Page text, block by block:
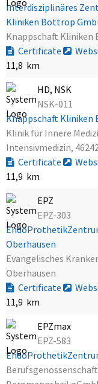
Interdisziplinäres
Kliniken Bottrop
Knappschaft
Certificate
11,8 km
HD, NSK
NSK-011
Knappschaft
Klinik für Innere
Intensivmedizin,
Certificate
11,9 km
EPZ
EPZ-303
Oberhausen
Evangelisches
Oberhausen
Certificate
11,9 km
EPZmax
EPZ-583